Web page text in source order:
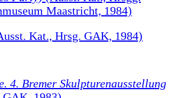
Maastricht, 1984)
Kat., Hrsg. GAK, 1984)
4. Bremer Skulpturenausstellung